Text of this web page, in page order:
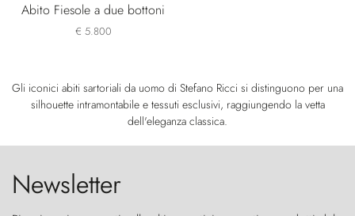
Abito Fiesole a due bottoni
€ 5.800
Gli iconici abiti sartoriali da uomo di Stefano Ricci si distinguono per una
silhouette intramontabile e tessuti esclusivi, raggiungendo la vetta
dell'eleganza classica.
Newsletter